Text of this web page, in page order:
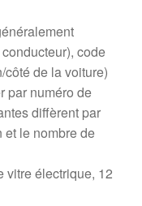
code
de la voiture)
par numéro de
diffèrent par
et le nombre de
vitre électrique, 12